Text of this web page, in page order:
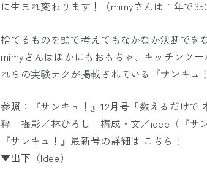
に生まれ変わります！（mimyさんは１年で
捨てるものを頭で考えてもなかなか決断でき
mimyさんはほかにもおもちゃ、キッチンツ
れらの実験テクが掲載されている『サンキュ
参照：『サンキュ！』12月号「数えるだけ
粋 撮影／林ひろし 構成・文／idee（『サ
『サンキュ！』最新号の詳細は こちら！
▼出下（Idee）